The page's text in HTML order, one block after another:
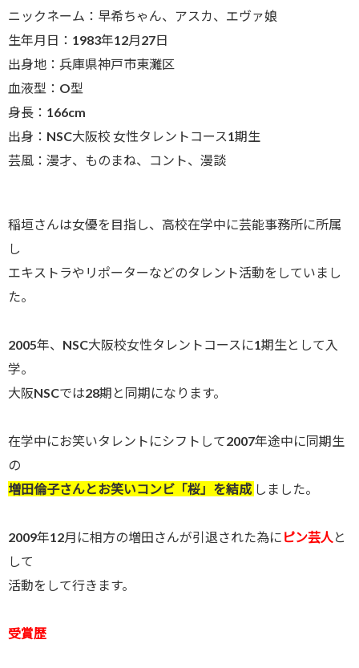
ニックネーム：早希ちゃん、アスカ、エヴァ娘
生年月日：1983年12月27日
出身地：兵庫県神戸市東灘区
血液型：O型
身長：166cm
出身：NSC大阪校 女性タレントコース1期生
芸風：漫才、ものまね、コント、漫談
稲垣さんは女優を目指し、高校在学中に芸能事務所に所属
し
エキストラやリポーターなどのタレント活動をしていまし
た。
2005年、NSC大阪校女性タレントコースに1期生として入
学。
大阪NSCでは28期と同期になります。
在学中にお笑いタレントにシフトして2007年途中に同期生
の
増田倫子さんとお笑いコンビ「桜」を結成 しました。
2009年12月に相方の増田さんが引退された為に ピン芸人 と
して
活動をして行きます。
受賞歴